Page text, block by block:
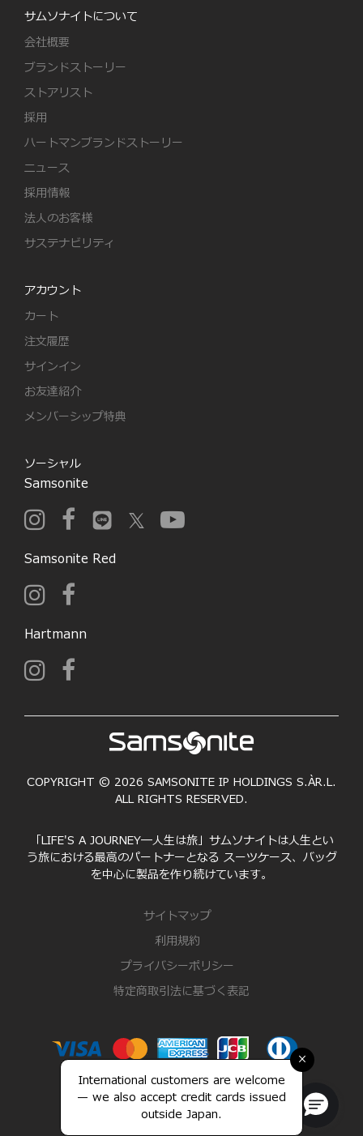
×
International customers are welcome
— we also accept credit cards issued
outside Japan.
サムソナイトについて
会社概要
ブランドストーリー
ストアリスト
採用
ハートマンブランドストーリー
ニュース
採用情報
法人のお客様
サステナビリティ
アカウント
カート
注文履歴
サインイン
お友達紹介
メンバーシップ特典
ソーシャル
Samsonite
Samsonite Red
Hartmann
COPYRIGHT © 2026 SAMSONITE IP HOLDINGS S.ÀR.L.
ALL RIGHTS RESERVED.
「LIFE'S A JOURNEY―人生は旅」サムソナイトは人生とい
う旅における最高のパートナーとなる スーツケース、バッグ
を中心に製品を作り続けています。
サイトマップ
利用規約
プライバシーポリシー
特定商取引法に基づく表記